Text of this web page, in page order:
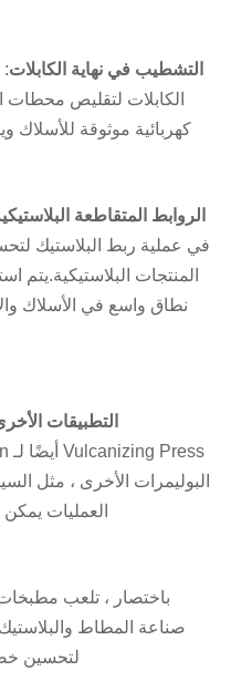
التشطيب في نهاية الكابلات:
الكابلات لتقليص محطات
كهربائية موثوقة للأسلاك
الروابط المتقاطعة
في عملية ربط البلاستيك
المنتجات البلاستيكية.يتم
نطاق واسع في الأسلاك
التطبيقات
البوليمرات الأخرى ، مثل
العمليات
باختصار ، تلعب مطبخات
صناعة المطاط
لتحسين